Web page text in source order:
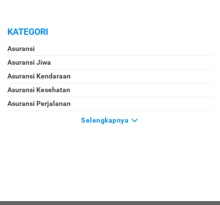
KATEGORI
Asuransi
Asuransi Jiwa
Asuransi Kendaraan
Asuransi Kesehatan
Asuransi Perjalanan
Selengkapnya